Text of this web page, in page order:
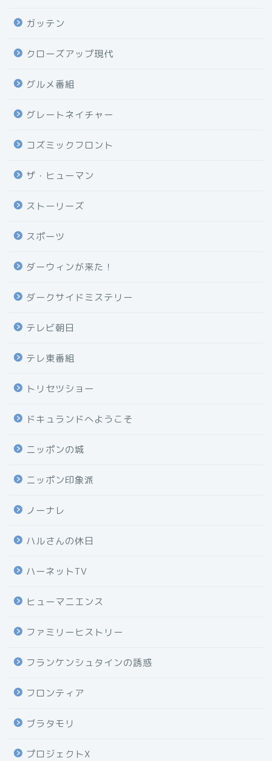
ガッテン
クローズアップ現代
グルメ番組
グレートネイチャー
コズミックフロント
ザ・ヒューマン
ストーリーズ
スポーツ
ダーウィンが来た！
ダークサイドミステリー
テレビ朝日
テレ東番組
トリセツショー
ドキュランドへようこそ
ニッポンの城
ニッポン印象派
ノーナレ
ハルさんの休日
ハーネットTV
ヒューマニエンス
ファミリーヒストリー
フランケンシュタインの誘惑
フロンティア
ブラタモリ
プロジェクトX